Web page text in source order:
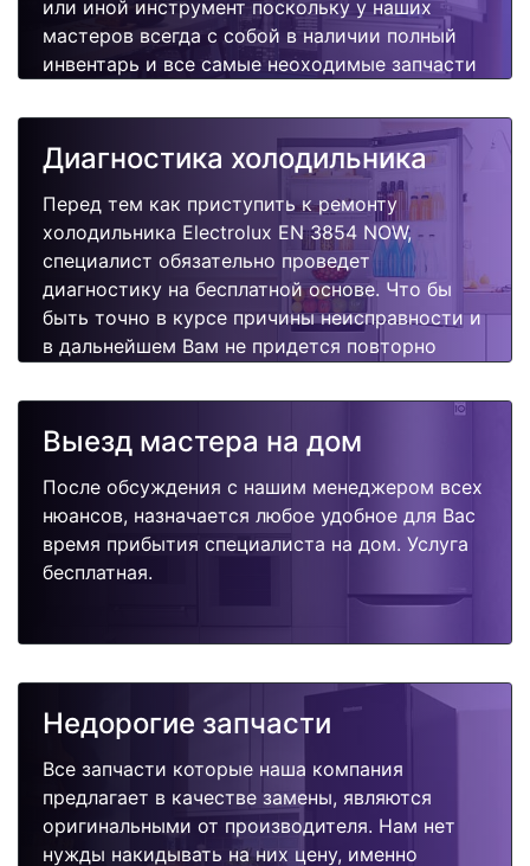
или иной инструмент поскольку у наших
мастеров всегда с собой в наличии полный
инвентарь и все самые неоходимые запчасти
быстро, качественно и недорого.
Диагностика холодильника
Перед тем как приступить к ремонту
холодильника Electrolux EN 3854 NOW,
специалист обязательно проведет
диагностику на бесплатной основе. Что бы
быть точно в курсе причины неисправности и
в дальнейшем Вам не придется повторно
поломок.
Выезд мастера на дом
После обсуждения с нашим менеджером всех
нюансов, назначается любое удобное для Вас
время прибытия специалиста на дом. Услуга
бесплатная.
Недорогие запчасти
Все запчасти которые наша компания
предлагает в качестве замены, являются
оригинальными от производителя. Нам нет
нужды накидывать на них цену, именно